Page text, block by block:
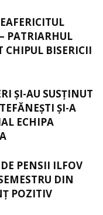
PATRIARHUL
CHIPUL BISERICII
ȘI-AU SUSȚINUT
ȘI-A
ECHIPA
PENSII ILFOV
DIN
POZITIV